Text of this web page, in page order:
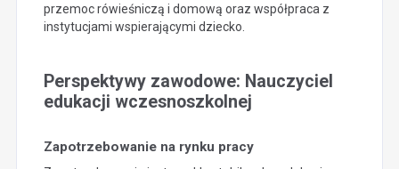
przemoc rówieśniczą i domową oraz współpraca z
instytucjami wspierającymi dziecko.
Perspektywy zawodowe: Nauczyciel
edukacji wczesnoszkolnej
Zapotrzebowanie na rynku pracy